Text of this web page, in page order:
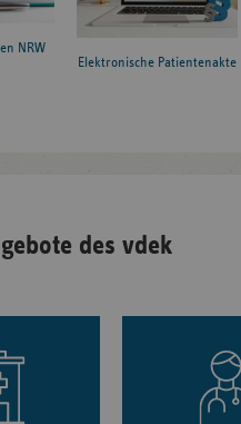
NRW
Elektronische Patientenakte
des vdek